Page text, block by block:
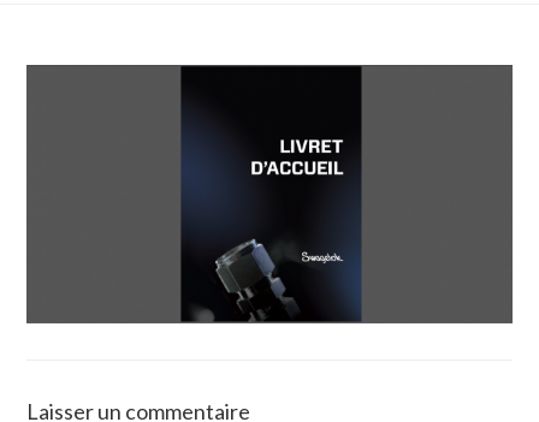
Laisser un commentaire